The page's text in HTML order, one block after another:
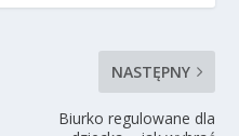
NASTĘPNY
Biurko regulowane dla